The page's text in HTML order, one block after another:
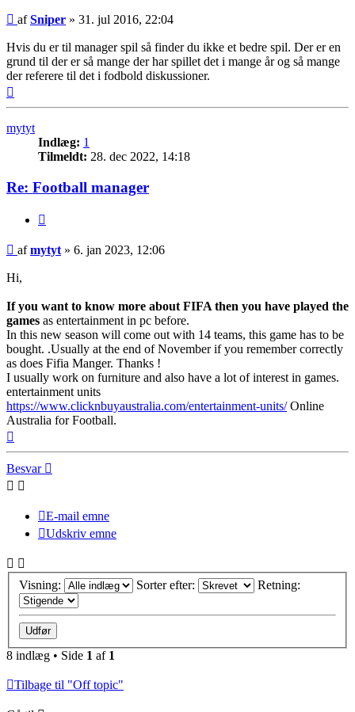
Indlæg
afSniper » 31. jul 2016, 22:04
Hvis du er til manager spil så finder du ikke et bedre spil. Der er en
grund til der er så mange der har spillet det i mange år og så mange
der referere til det i fodbold diskussioner.
mytyt
Indlæg: 1
Tilmeldt: 28. dec 2022, 14:18
Re: Football manager
Indlæg
afmytyt » 6. jan 2023, 12:06
Hi,
If you want to know more about FIFA then you have played the
games as entertainment in pc before.
In this new season will come out with 14 teams, this game has to be
bought. .Usually at the end of November if you remember correctly
as does Fifia Manger. Thanks !
I usually work on furniture and also have a lot of interest in games.
entertainment units
https://www.clicknbuyaustralia.com/entertainment-units/Online
Australia for Football.
Besvar
E-mail emne
Udskriv emne
Visning: Sorter efter: Retning:
8 indlæg • Side 1 af 1
Tilbage til "Off topic"